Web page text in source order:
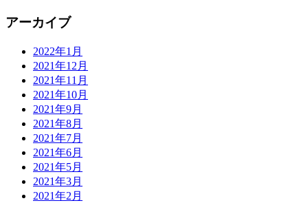
アーカイブ
2022年1月
2021年12月
2021年11月
2021年10月
2021年9月
2021年8月
2021年7月
2021年6月
2021年5月
2021年3月
2021年2月